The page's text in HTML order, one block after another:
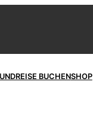
BUCHENSHOP